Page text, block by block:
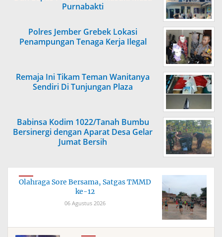
Purnabakti
Polres Jember Grebek Lokasi
Penampungan Tenaga Kerja Ilegal
Remaja Ini Tikam Teman Wanitanya
Sendiri Di Tunjungan Plaza
Babinsa Kodim 1022/Tanah Bumbu
Bersinergi dengan Aparat Desa Gelar
Jumat Bersih
Olahraga Sore Bersama, Satgas TMMD
ke-12
06 Agustus 2026